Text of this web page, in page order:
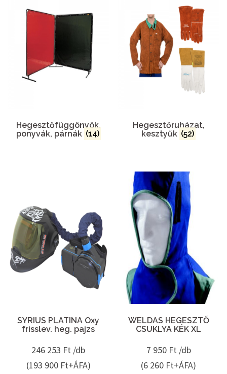
Hegesztőfüggönyök,
ponyvák, párnák (14)
Hegesztőruházat,
kesztyűk (52)
SYRIUS PLATINA Oxy
frisslev. heg. pajzs
246 253 Ft /db
(193 900 Ft+ÁFA)
WELDAS HEGESZTŐ
CSUKLYA KÉK XL
7 950 Ft /db
(6 260 Ft+ÁFA)